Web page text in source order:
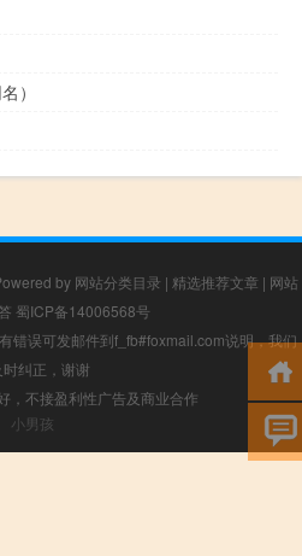
）
by 网站分类目录 | 精选推荐文章 | 网站
蜀ICP备14006568号
错误可发邮件到f_fb#foxmail.com说明，我们
时纠正，谢谢
，不接盈利性广告及商业合作
小男孩